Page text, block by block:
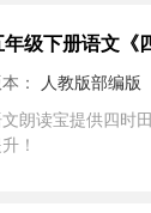
年级下册语文《
： 人教版部编版
朗读宝提供四时
！